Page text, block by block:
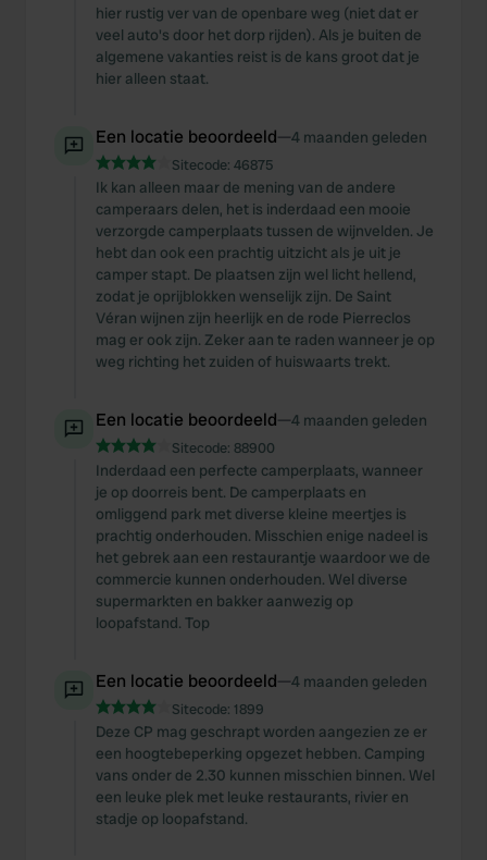
hier rustig ver van de openbare weg (niet dat er
veel auto's door het dorp rijden). Als je buiten de
algemene vakanties reist is de kans groot dat je
hier alleen staat.
Een locatie beoordeeld—4 maanden geleden
Sitecode: 46875
Ik kan alleen maar de mening van de andere
camperaars delen, het is inderdaad een mooie
verzorgde camperplaats tussen de wijnvelden. Je
hebt dan ook een prachtig uitzicht als je uit je
camper stapt. De plaatsen zijn wel licht hellend,
zodat je oprijblokken wenselijk zijn. De Saint
Véran wijnen zijn heerlijk en de rode Pierreclos
mag er ook zijn. Zeker aan te raden wanneer je op
weg richting het zuiden of huiswaarts trekt.
Een locatie beoordeeld—4 maanden geleden
Sitecode: 88900
Inderdaad een perfecte camperplaats, wanneer
je op doorreis bent. De camperplaats en
omliggend park met diverse kleine meertjes is
prachtig onderhouden. Misschien enige nadeel is
het gebrek aan een restaurantje waardoor we de
commercie kunnen onderhouden. Wel diverse
supermarkten en bakker aanwezig op
loopafstand. Top
Een locatie beoordeeld—4 maanden geleden
Sitecode: 1899
Deze CP mag geschrapt worden aangezien ze er
een hoogtebeperking opgezet hebben. Camping
vans onder de 2.30 kunnen misschien binnen. Wel
een leuke plek met leuke restaurants, rivier en
stadje op loopafstand.